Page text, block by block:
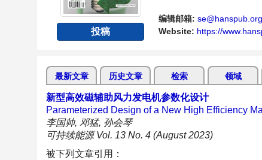
投稿
编辑邮箱: se@hanspub.org
Website: https://
最新文章 历史文章 检索 领域
新型高效磁辅助风力发电机参数化设计
Parameterized Design of a New High Efficiency
李国帅, 邓猛, 孙会琴
可持续能源 Vol. 13 No. 4 (August 2023)
被下列文章引用：